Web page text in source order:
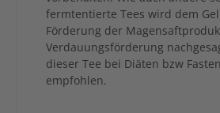
fermtentierte Tees wird dem
Förderung der
Verdauungsförderung
dieser Tee bei Diäten bzw
empfohlen.